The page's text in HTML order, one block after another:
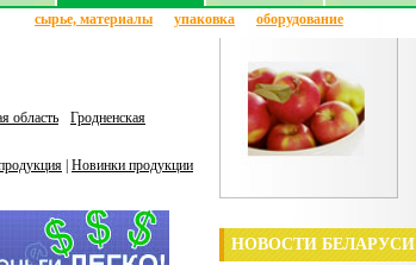
сырье, материалы
упаковка оборудование
область
Гродненская
Новинки продукции
НОВОСТИ БЕЛАРУСИ